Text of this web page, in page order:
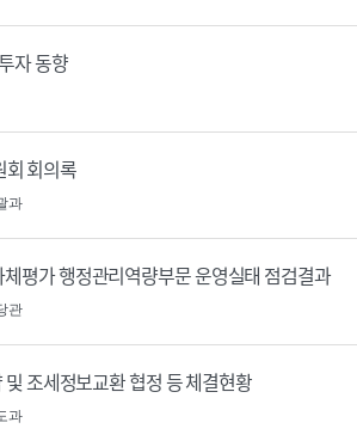
자 동향
회 회의록
과
평가 행정관리역량부문 운영실태 점검결과
관
조세정보교환 협정 등 체결현황
과